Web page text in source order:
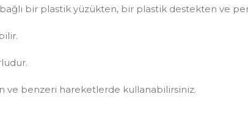
bir plastik yüzükten, bir plastik destekten ve
ve benzeri hareketlerde kullanabilirsiniz.